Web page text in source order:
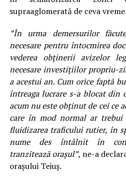
supraaglomerată de ceva vreme.
”În urma demersurilor
necesare pentru întocmirea
vederea obținerii avizelor
necesare investițiilor propriu-
a acestui an. Cum orice faptă
întreaga lucrare s-a blocat din
acum nu este obținut de cei ce
care în mod normal ar
fluidizarea traficului rutier, în
nume des întâlnit în
tranzitează orașul”, ne-a
orașului Teiuș.